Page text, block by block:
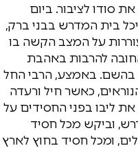
את סודו לציבור. ביום
בית המדרש בבני ברק,
על המצב הקשה בו
להרבות באהבת
בהשם. באמצע, הרבי החל
כאשר חיל ורעדה
ליבו בפני החסידים על
וביקש מכל חסיד
ומכל חסיד בחוץ לארץ